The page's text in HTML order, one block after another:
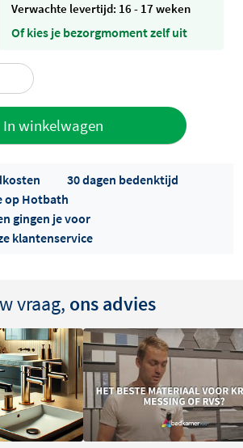
Verwachte levertijd: 16 - 17 weken
Of kies je bezorgmoment zelf uit
In winkelwagen
30 dagen bedenktijd
op Hotbath
gingen je voor
klantenservice
vraag, ons advies